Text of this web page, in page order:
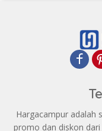
Hargacampur adalah
promo dan diskon